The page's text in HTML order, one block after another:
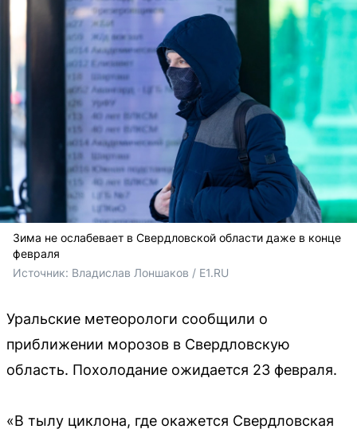
Зима не ослабевает в Свердловской области даже в конце
февраля
Источник: Владислав Лоншаков / E1.RU
Уральские метеорологи сообщили о
приближении морозов в Свердловскую
область. Похолодание ожидается 23 февраля.
«В тылу циклона, где окажется Свердловская